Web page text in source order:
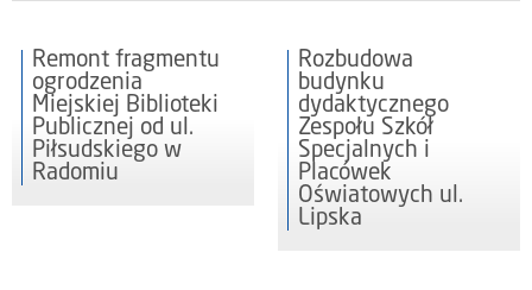
Remont fragmentu
ogrodzenia
Miejskiej Biblioteki
Publicznej od ul.
Piłsudskiego w
Radomiu
Rozbudowa
budynku
dydaktycznego
Zespołu Szkół
Specjalnych i
Placówek
Oświatowych ul.
Lipska